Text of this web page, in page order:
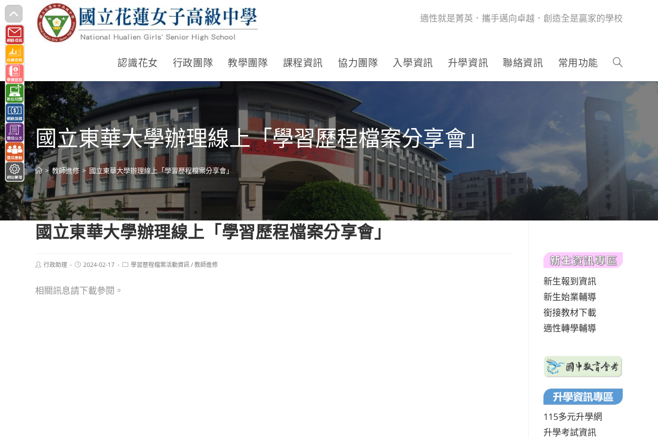
跳
轉
至
主
要
內
容
適性就是菁英．攜手邁向卓越．創造全是贏家的學校
認識花女 行政團隊 教學團隊 課程資訊 協力團隊 入學資訊 升學資訊 聯絡資訊 常用功能
國立東華大學辦理線上「學習歷程檔案分享會」
> 教師進修 > 國立東華大學辦理線上「學習歷程檔案分享會」
國立東華大學辦理線上「學習歷程檔案分享會」
Post行政助理
Post2024-02-17
Post學習歷程檔案活動資訊/教師進修
相關訊息請下載參閱。
新生報到資訊
新生始業輔導
銜接教材下載
適性轉學輔導
115多元升學網
升學考試資訊